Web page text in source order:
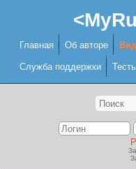
Главная Об авторе
Служба поддержки